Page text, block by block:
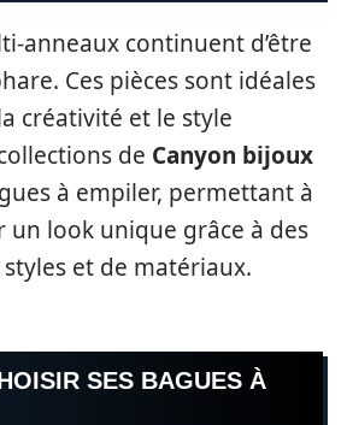
anneaux continuent d’être
Ces pièces sont idéales
créativité et le style
de Canyon bijoux
à empiler, permettant à
un look unique grâce à des
et de matériaux.
SES BAGUES À